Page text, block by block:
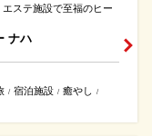
ステ施設で至福のヒー
ナハ
/ 宿泊施設 / 癒やし /